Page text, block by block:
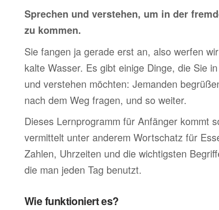
Sprechen und verstehen, um in der
zu kommen.
Sie fangen ja gerade erst an, also werfen
kalte Wasser. Es gibt einige Dinge, die Sie
und verstehen möchten: Jemanden
nach dem Weg fragen, und so weiter.
Dieses Lernprogramm für Anfänger kommt
vermittelt unter anderem Wortschatz für
Zahlen, Uhrzeiten und die wichtigsten
die man jeden Tag benutzt.
Wie funktioniert es?